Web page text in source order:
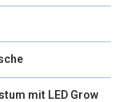
mit LED Grow